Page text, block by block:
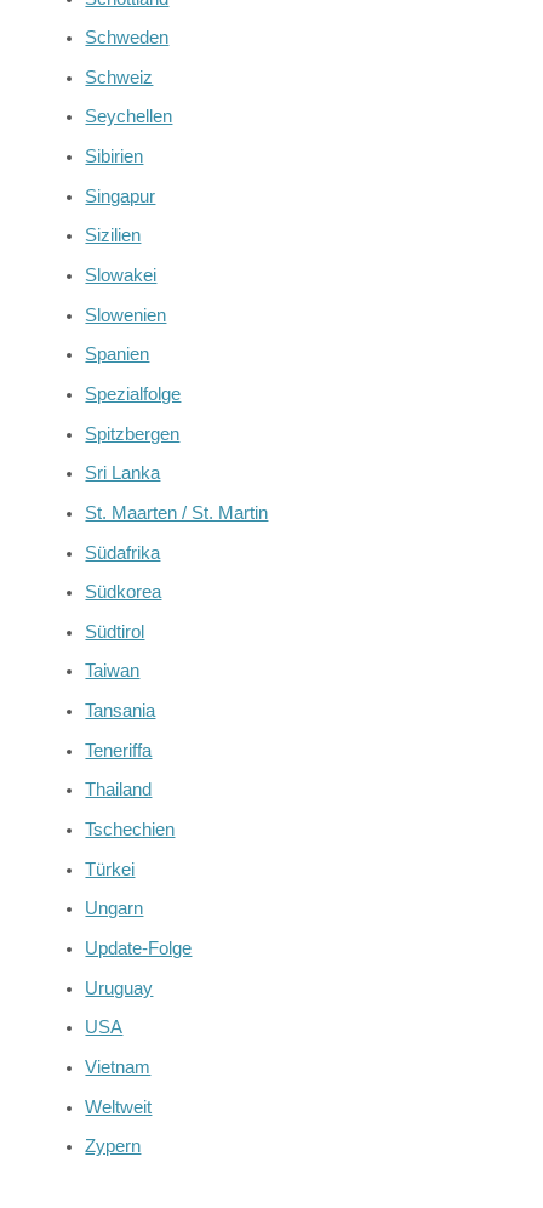
Schweden
Schweiz
Seychellen
Sibirien
Singapur
Sizilien
Slowakei
Slowenien
Spanien
Spezialfolge
Spitzbergen
Sri Lanka
St. Maarten / St. Martin
Südafrika
Südkorea
Südtirol
Taiwan
Tansania
Teneriffa
Thailand
Tschechien
Türkei
Ungarn
Update-Folge
Uruguay
USA
Vietnam
Weltweit
Zypern